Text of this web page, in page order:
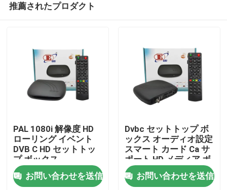
ホーム
製品
推薦されたプロダクト
PAL 1080i 解像度 HD
ローリング イベント
DVB C HD セットトッ
プ ボックス
お問い合わせを送信
Dvbc セットトップ ボ
ックス オーディオ設定
スマート カード Ca サ
ポート HD メディア ボ
ックス
お問い合わせを送信